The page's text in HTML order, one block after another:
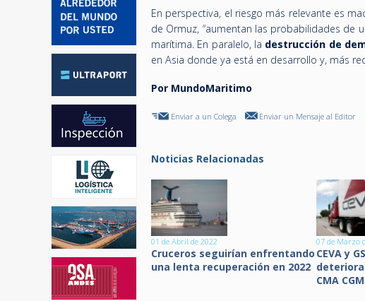
En perspectiva, el riesgo más relevante es
de Ormuz, “aumentan las probabilidades de
marítima. En paralelo, la destrucción de
en Asia donde ya está en desarrollo y, más
Por MundoMaritimo
Enviar a un Colega Enviar un Mensaje al Editor
Noticias Relacionadas
01 de Abril de 2022
Cruceros seguirían enfrentando
una lenta recuperación en 2022
07 de Marzo
CEVA y
CMA CGM